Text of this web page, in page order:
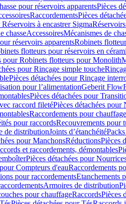
pour réservoirs apparentsPièces
RaccordementsPièces
à encastrer Sigma
chasseAccessoiresMécanismes de
réservoirs apparentsRobinets
flotteurs pour réservoirs en
pour Robinets flotteurs pour Monolith
pour Rinçage simple touche
Pièces détachées pour Rinçage
pour l’alimentationGeberit
Pièces détachées pour
raccord filetéPièces détachées
Raccordements pour chauffage
pour raccordsRecouvrements pour
de distributionJoints d’étanchéité
pour ManchonsRéductionsPièces
et raccordements, démontables
Pièces détachées pour
Compteurs d'eauRaccordements
pour raccordementsEtanchements
Armoires de distribution
pour chauffageRaccordsPièces